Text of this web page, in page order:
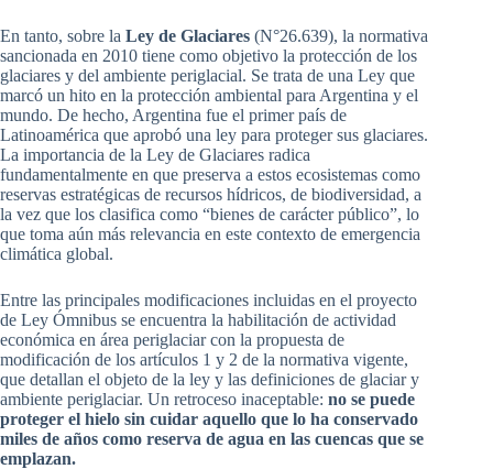
En tanto, sobre la Ley de Glaciares (N°26.639), la normativa
sancionada en 2010 tiene como objetivo la protección de los
glaciares y del ambiente periglacial. Se trata de una Ley que
marcó un hito en la protección ambiental para Argentina y el
mundo. De hecho, Argentina fue el primer país de
Latinoamérica que aprobó una ley para proteger sus glaciares.
La importancia de la Ley de Glaciares radica
fundamentalmente en que preserva a estos ecosistemas como
reservas estratégicas de recursos hídricos, de biodiversidad, a
la vez que los clasifica como “bienes de carácter público”, lo
que toma aún más relevancia en este contexto de emergencia
climática global.
Entre las principales modificaciones incluidas en el proyecto
de Ley Ómnibus se encuentra la habilitación de actividad
económica en área periglaciar con la propuesta de
modificación de los artículos 1 y 2 de la normativa vigente,
que detallan el objeto de la ley y las definiciones de glaciar y
ambiente periglaciar. Un retroceso inaceptable: no se puede
proteger el hielo sin cuidar aquello que lo ha conservado
miles de años como reserva de agua en las cuencas que se
emplazan.